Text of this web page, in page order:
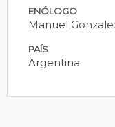
ENÓLOGO
Manuel
PAÍS
Argentina